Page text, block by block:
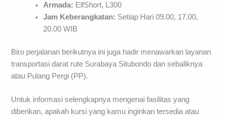
Armada: ElfShort, L300
Jam Keberangkatan: Setiap Hari 09.00, 17.00,
20.00 WIB
Biro perjalanan berikutnya ini juga hadir menawarkan layanan
transportasi darat rute Surabaya Situbondo dan sebaliknya
atau Pulang Pergi (PP).
Untuk informasi selengkapnya mengenai fasilitas yang
diberikan, apakah kursi yang kamu inginkan tersedia atau